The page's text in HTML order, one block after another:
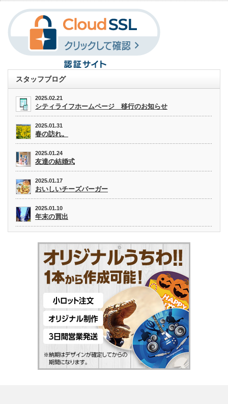
スタッフブログ
2025.02.21
シティライフホームページ 移行のお知らせ
2025.01.31
春の訪れ。
2025.01.24
友達の結婚式
2025.01.17
おいしいチーズバーガー
2025.01.10
年末の買出